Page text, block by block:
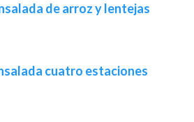
de arroz y lentejas
cuatro estaciones